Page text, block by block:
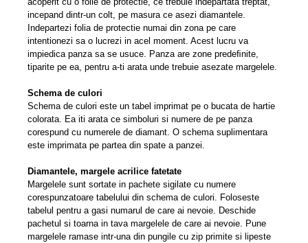
incepand dintr-un colt, pe masura ce asezi diamantele.
Indepartezi folia de protectie numai din zona pe care
intentionezi sa o lucrezi in acel moment. Acest lucru va
impiedica panza sa se usuce. Panza are zone predeﬁnite,
tiparite pe ea, pentru a-ti arata unde trebuie asezate margelele.
Schema de culori
Schema de culori este un tabel imprimat pe o bucata de hartie
colorata. Ea iti arata ce simboluri si numere de pe panza
corespund cu numerele de diamant. O schema suplimentara
este imprimata pe partea din spate a panzei.
Diamantele, margele acrilice fatetate
Margelele sunt sortate in pachete sigilate cu numere
corespunzatoare tabelului din schema de culori. Foloseste
tabelul pentru a gasi numarul de care ai nevoie. Deschide
pachetul si toarna in tava margelele de care ai nevoie. Pune
margelele ramase intr-una din pungile cu zip primite si lipeste